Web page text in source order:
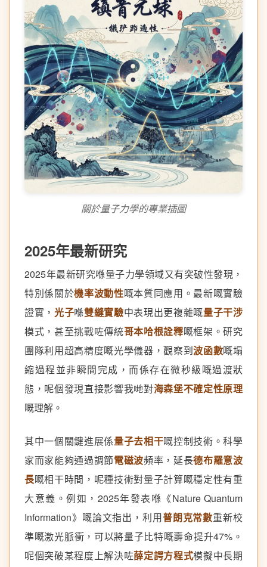
關於量子力學的專業插圖
2025年最新研究
2025年最新研究喺量子力學領域又有突破性發現，
特別係關於機率波動性嘅本質同應用。最新嘅實驗
證實， 光子喺雙縫實驗中表現出更複雜嘅量子干涉
模式，甚至挑戰咗傳統哥本哈根詮釋嘅框架。研究
團隊利用超高精度嘅光學儀器，觀察到波函數嘅塌
縮過程並非瞬間完成，而係存在微秒級嘅過渡狀
態，呢個發現直接影響我哋對海森堡不確定性原理
嘅理解。
其中一個關鍵進展係量子去相干嘅控制技術。科學
家而家能夠通過調節電磁波頻率，延長德布羅意波
長嘅相干時間，呢種技術對量子計算嘅穩定性有重
大意義。例如，2025年發表喺《Nature Quantum
Information》嘅論文指出，利用普朗克常數重新校
準嘅激光脈衝，可以將量子比特嘅壽命提升47%。
呢個突破某程度上解決咗薛定諤方程式模擬中長期